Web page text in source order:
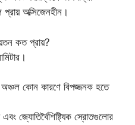
অক্সিজেনহীন।
কত প্রায়?
অঞ্চল কোন কারণে বিপজ্জনক হতে
জ্যোতির্বৈশিষ্ট্যিক স্রোতগুলোর